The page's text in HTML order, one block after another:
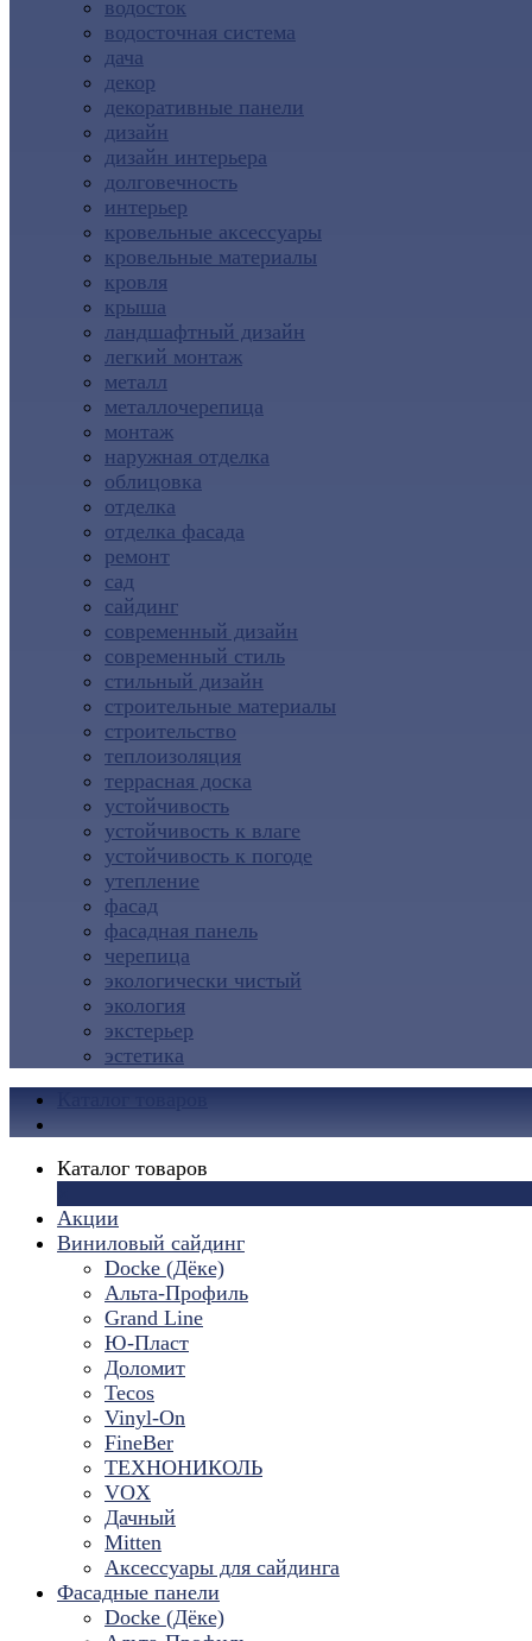
водосток
водосточная система
дача
декор
декоративные панели
дизайн
дизайн интерьера
долговечность
интерьер
кровельные аксессуары
кровельные материалы
кровля
крыша
ландшафтный дизайн
легкий монтаж
металл
металлочерепица
монтаж
наружная отделка
облицовка
отделка
отделка фасада
ремонт
сад
сайдинг
современный дизайн
современный стиль
стильный дизайн
строительные материалы
строительство
теплоизоляция
террасная доска
устойчивость
устойчивость к влаге
устойчивость к погоде
утепление
фасад
фасадная панель
черепица
экологически чистый
экология
экстерьер
эстетика
Каталог товаров
Акции
Виниловый сайдинг
Docke (Дёке)
Альта-Профиль
Grand Line
Ю-Пласт
Доломит
Tecos
Vinyl-On
FineBer
ТЕХНОНИКОЛЬ
VOX
Дачный
Mitten
Аксессуары для сайдинга
Фасадные панели
Docke (Дёке)